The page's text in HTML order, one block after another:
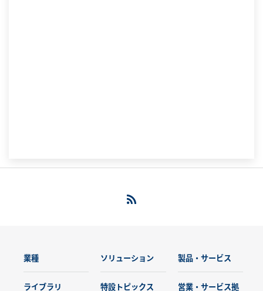
業種 ソリューション 製品・サービス
ライブラリ 特設トピックス 営業・サービス拠